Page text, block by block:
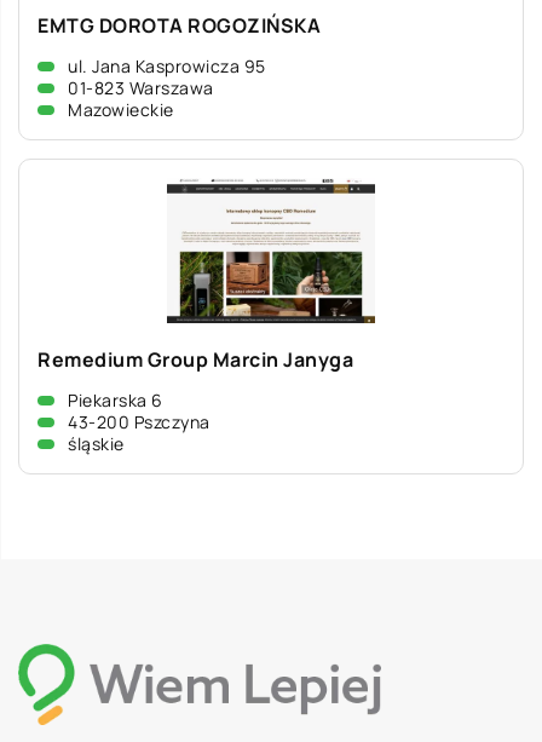
EMTG DOROTA ROGOZIŃSKA
ul. Jana Kasprowicza 95
01-823 Warszawa
Mazowieckie
Remedium Group Marcin Janyga
Piekarska 6
43-200 Pszczyna
śląskie